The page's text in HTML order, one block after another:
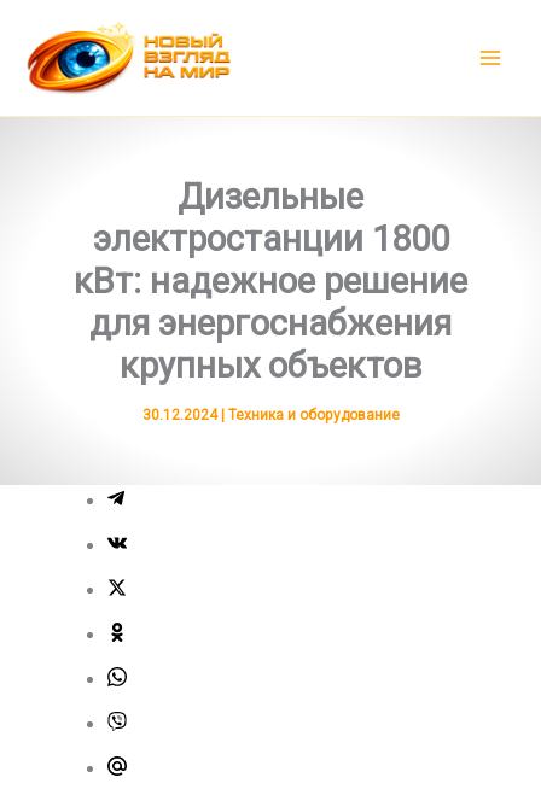
содержимому
Дизельные
электростанции 1800
кВт: надежное решение
для энергоснабжения
крупных объектов
30.12.2024 | Техника и оборудование